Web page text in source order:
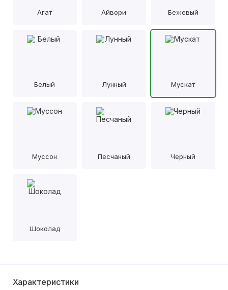
Агат Айвори Бежевый
Белый Лунный Мускат
Муссон Песчаный Черный
Шоколад
Характеристики